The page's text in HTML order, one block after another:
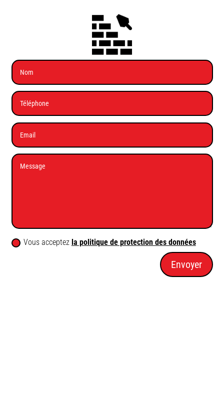
Vous acceptez la politique de protection des données
Envoyer